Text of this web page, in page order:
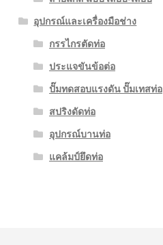
อุปกรณ์และเครื่องมือช่าง
กรรไกรตัดท่อ
ประแจขันข้อต่อ
ปั๊มทดสอบแรงดัน ปั๊มเทสท่อ
สปริงดัดท่อ
อุปกรณ์บานท่อ
แคล้มป์ยึดท่อ